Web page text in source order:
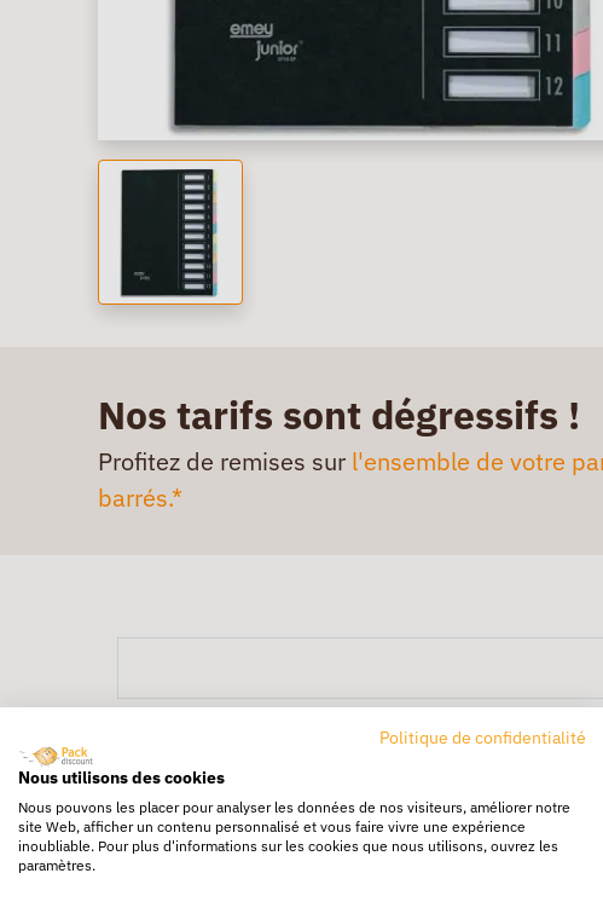
Nos tarifs sont dégressifs !
Profitez de remises sur l'ensemble de votre
barrés.*
En carte lustrée 4,8/10e. Intérieur multicolore en
Politique de confidentialité
Nous utilisons des cookies
Nous pouvons les placer pour analyser les données de nos visiteurs, améliorer notre
site Web, afficher un contenu personnalisé et vous faire vivre une expérience
inoubliable. Pour plus d'informations sur les cookies que nous utilisons, ouvrez les
paramètres.